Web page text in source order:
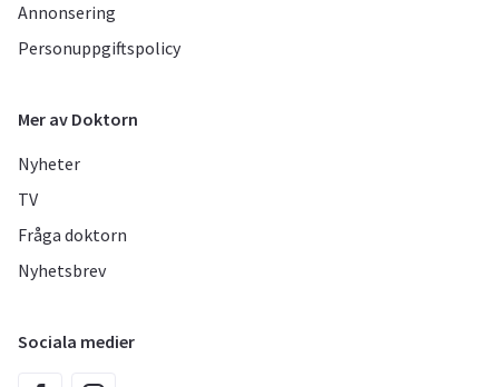
Annonsering
Personuppgiftspolicy
Mer av Doktorn
Nyheter
TV
Fråga doktorn
Nyhetsbrev
Sociala medier